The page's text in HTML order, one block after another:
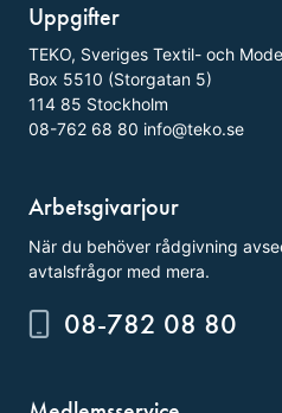
Uppgifter
TEKO, Sveriges Textil- och
Box 5510 (Storgatan 5)
114 85 Stockholm
08-762 68 80 info@teko.se
Arbetsgivarjour
När du behöver rådgivning
avtalsfrågor med mera.
08-782 08 80